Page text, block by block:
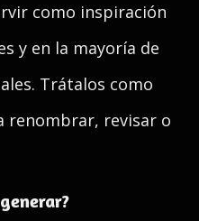
como inspiración
y en la mayoría de
Trátalos como
renombrar, revisar o